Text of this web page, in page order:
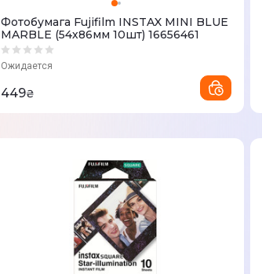
Фотобумага Fujifilm INSTAX MINI BLUE
MARBLE (54х86мм 10шт) 16656461
Ожидается
449₴